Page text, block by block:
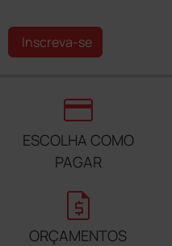
Inscreva-se
credit_card
ESCOLHA COMO
PAGAR
request_quote
ORÇAMENTOS